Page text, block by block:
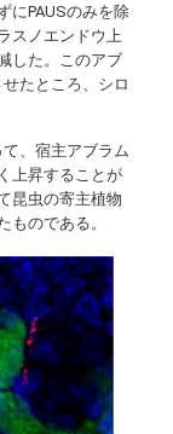
にPAUSのみを除
スノエンドウ上
した。このアブ
たところ、シロ
、宿主アブラム
上昇することが
昆虫の寄主植物
ものである。